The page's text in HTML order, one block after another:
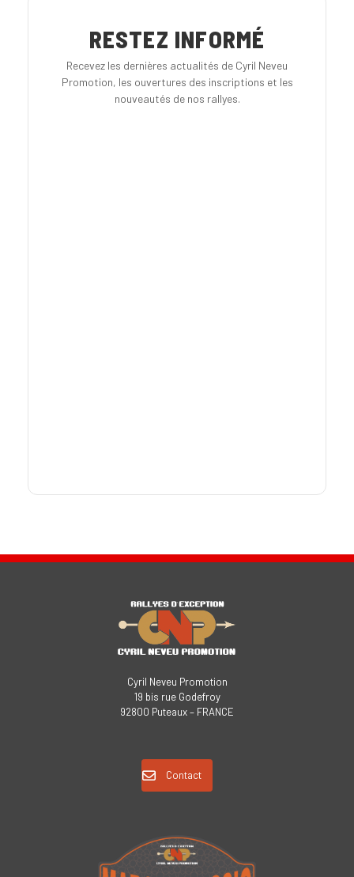
RESTEZ INFORMÉ
Recevez les dernières actualités de Cyril Neveu
Promotion, les ouvertures des inscriptions et les
nouveautés de nos rallyes.
Cyril Neveu Promotion
19 bis rue Godefroy
92800 Puteaux – FRANCE
Contact